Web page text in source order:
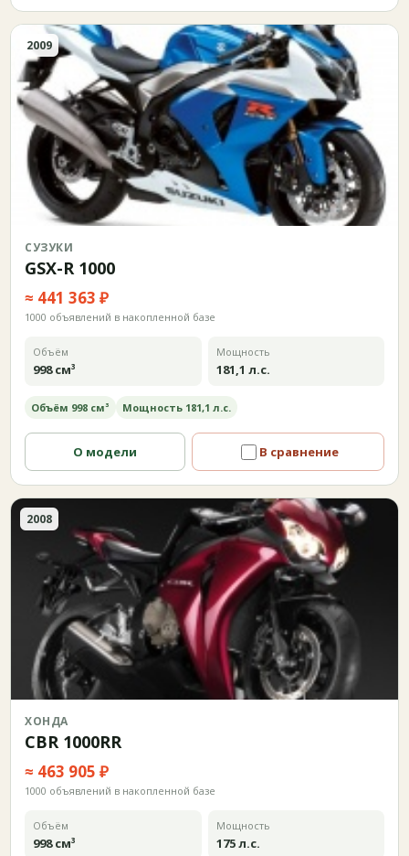
2009
СУЗУКИ
GSX-R 1000
≈ 441 363 ₽
1000 объявлений в накопленной базе
Объём
998 см³
Мощность
181,1 л.с.
Объём 998 см³ Мощность 181,1 л.с.
О модели В сравнение
2008
ХОНДА
CBR 1000RR
≈ 463 905 ₽
1000 объявлений в накопленной базе
Объём
998 см³
Мощность
175 л.с.